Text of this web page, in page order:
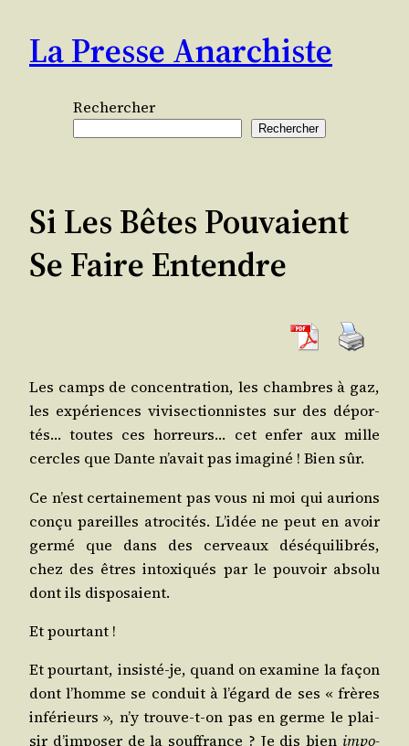
contenu
La Presse Anarchiste
Rechercher
Rechercher
Si Les Bêtes Pouvaient
Se Faire Entendre
Les camps de concen­tra­tion, les chambres à gaz,
les expé­riences vivi­sec­tion­nistes sur des dépor­
tés… toutes ces hor­reurs… cet enfer aux mille
cercles que Dante n’avait pas ima­gi­né ! Bien sûr.
Ce n’est cer­tai­ne­ment pas vous ni moi qui aurions
conçu pareilles atro­ci­tés. L’idée ne peut en avoir
ger­mé que dans des cer­veaux dés­équi­li­brés,
chez des êtres intoxi­qués par le pou­voir abso­lu
dont ils disposaient.
Et pour­tant !
Et pour­tant, insis­té-je, quand on exa­mine la façon
dont l’homme se conduit à l’égard de ses « frères
infé­rieurs », n’y trouve-t-on pas en germe le plai­
sir d’imposer de la souf­france ? Je dis bien impo­